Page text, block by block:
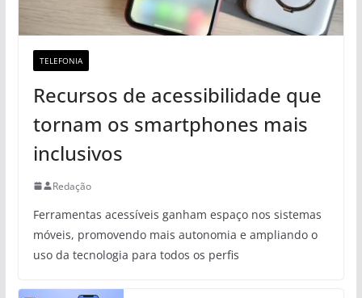
TELEFONIA
Recursos de acessibilidade que
tornam os smartphones mais
inclusivos
Redação
Ferramentas acessíveis ganham espaço nos sistemas
móveis, promovendo mais autonomia e ampliando o
uso da tecnologia para todos os perfis